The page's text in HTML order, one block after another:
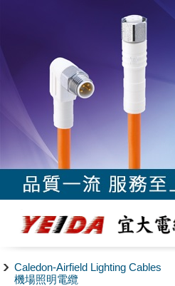
Caledon-Airfield Lighting Cables
機場照明電纜